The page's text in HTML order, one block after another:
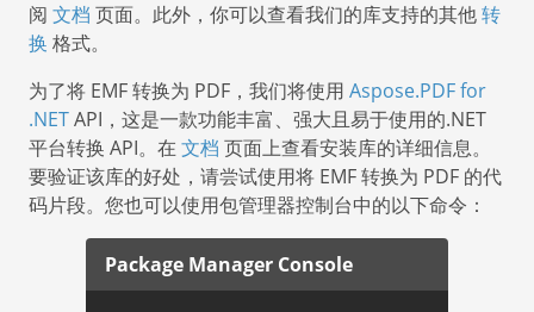
阅 文档 页面。此外，你可以查看我们的库支持的其他转
换 格式。
为了将 EMF 转换为 PDF，我们将使用 Aspose.PDF for
.NETAPI，这是一款功能丰富、强大且易于使用的.NET
平台转换 API。在 文档 页面上查看安装库的详细信息。
要验证该库的好处，请尝试使用将 EMF 转换为 PDF 的代
码片段。您也可以使用包管理器控制台中的以下命令：
Package Manager Console